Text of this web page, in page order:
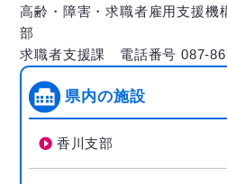
高齢・障害・求職者雇用支援
部
求職者支援課 電話番号 087-
県内の施設
香川支部